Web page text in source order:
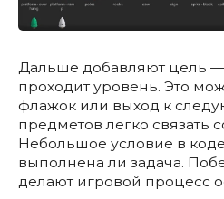
Дальше добавляют цель —
проходит уровень. Это
флажок или выход к
предметов легко связать
Небольшое условие в
выполнена ли задача.
делают игровой процесс